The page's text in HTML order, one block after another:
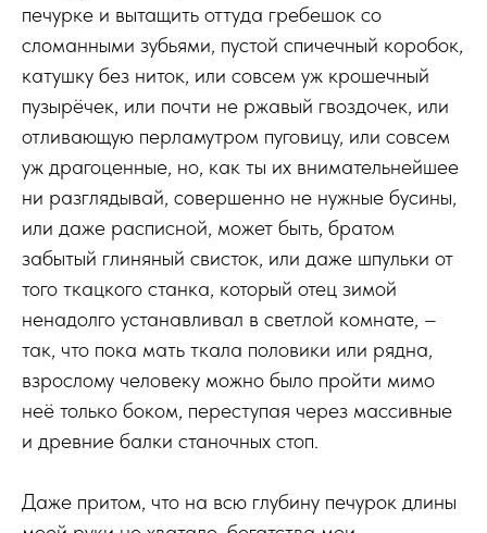
печурке и вытащить оттуда гребешок со
сломанными зубьями, пустой спичечный коробок,
катушку без ниток, или совсем уж крошечный
пузырёчек, или почти не ржавый гвоздочек, или
отливающую перламутром пуговицу, или совсем
уж драгоценные, но, как ты их внимательнейшее
ни разглядывай, совершенно не нужные бусины,
или даже расписной, может быть, братом
забытый глиняный свисток, или даже шпульки от
того ткацкого станка, который отец зимой
ненадолго устанавливал в светлой комнате, –
так, что пока мать ткала половики или рядна,
взрослому человеку можно было пройти мимо
неё только боком, переступая через массивные
и древние балки станочных стоп.
Даже притом, что на всю глубину печурок длины